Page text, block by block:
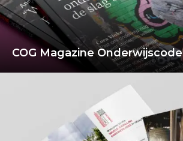
COG Magazine Onderwijscode